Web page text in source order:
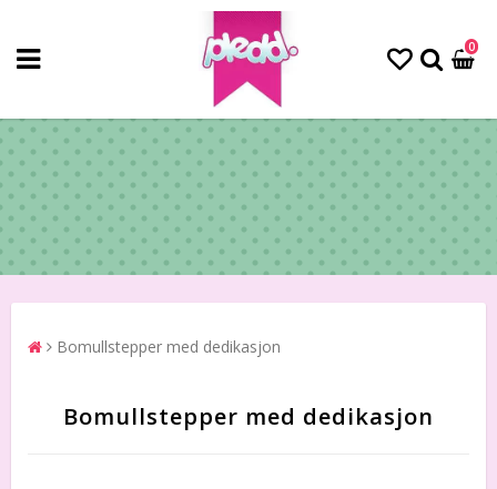
0
Bomullstepper med dedikasjon
Bomullstepper med dedikasjon